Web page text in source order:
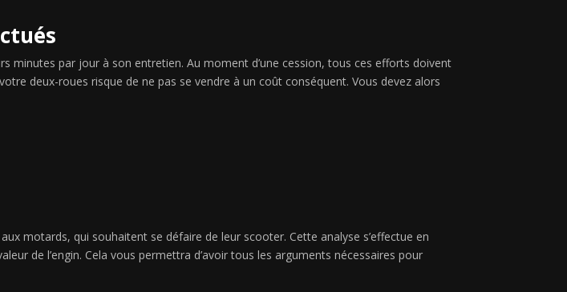
par jour à son entretien. Au moment d’une cession, tous ces efforts doivent
deux-roues risque de ne pas se vendre à un coût conséquent. Vous devez alors
aux motards, qui souhaitent se défaire de leur scooter. Cette analyse s’effectue en
de l’engin. Cela vous permettra d’avoir tous les arguments nécessaires pour